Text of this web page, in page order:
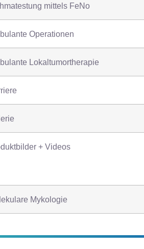
mittels FeNo
Operationen
Lokaltumortherapie
+ Videos
Mykologie